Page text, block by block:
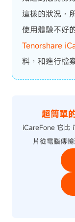
這樣的狀況，
使用體驗不好
Tenorshare
料，和進行檔
超簡單
iCareFone 它比
片從電腦傳